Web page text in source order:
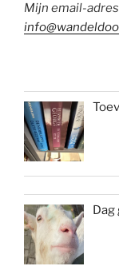
Mijn email-